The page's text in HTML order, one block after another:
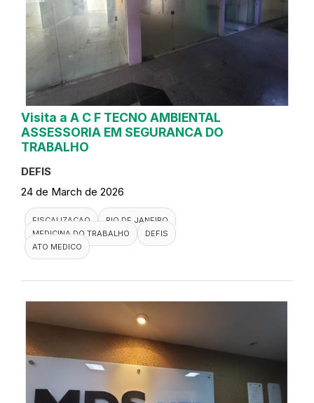
Visita a A C F TECNO AMBIENTAL
ASSESSORIA EM SEGURANCA DO
TRABALHO
DEFIS
24 de March de 2026
FISCALIZACAO
RIO DE JANEIRO
MEDICINA DO TRABALHO
DEFIS
ATO MEDICO